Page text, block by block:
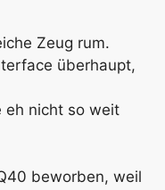
Zeug rum.
überhaupt,
eh nicht so weit
beworben, weil